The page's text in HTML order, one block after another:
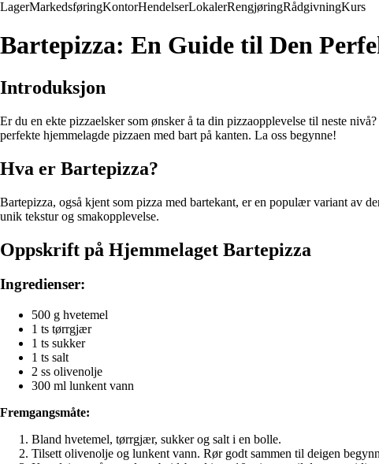
LagerMarkedsføringKontorHendelserLokalerRengjøringRådgivningKurs
Bartepizza: En Guide til Den
Introduksjon
Er du en ekte pizzaelsker som ønsker å ta din pizzaopplevelse til neste
perfekte hjemmelagde pizzaen med bart på kanten. La oss begynne!
Hva er Bartepizza?
Bartepizza, også kjent som pizza med bartekant, er en populær variant av
unik tekstur og smakopplevelse.
Oppskrift på Hjemmelaget Bartepizza
Ingredienser:
500 g hvetemel
1 ts tørrgjær
1 ts sukker
1 ts salt
2 ss olivenolje
300 ml lunkent vann
Fremgangsmåte:
Bland hvetemel, tørrgjær, sukker og salt i en bolle.
Tilsett olivenolje og lunkent vann. Rør godt sammen til deigen